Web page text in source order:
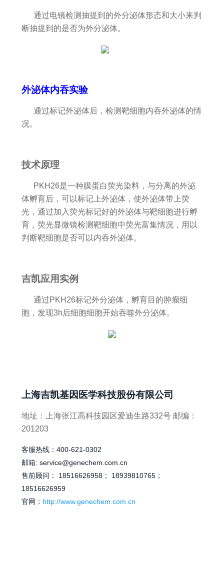
通过电镜检测抽提到的外分泌体形态和大小来判
断抽提到的是否为外分泌体。
外泌体内吞实验
通过标记外泌体后，检测靶细胞内吞外泌体的情
况。
技术原理
PKH26是一种膜蛋白荧光染料，与分离的外泌
体孵育后，可以标记上外泌体，使外泌体带上荧
光，通过加入荧光标记好的外泌体与靶细胞进行孵
育，荧光显微镜检测靶细胞中荧光富集情况，用以
判断靶细胞是否可以内吞外泌体。
吉凯应用实例
通过PKH26标记外分泌体，孵育目的肿瘤细
胞，发现3h后细胞细胞开始吞噬外分泌体。
上海吉凯基因医学科技股份有限公司
地址：上海张江高科技园区爱迪生路332号 邮编：
201203
客服热线：400-621-0302
邮箱: service@genechem.com.cn
售前顾问： 18516626958； 18939810765；
18516626959
官网： http://www.genechem.com.cn